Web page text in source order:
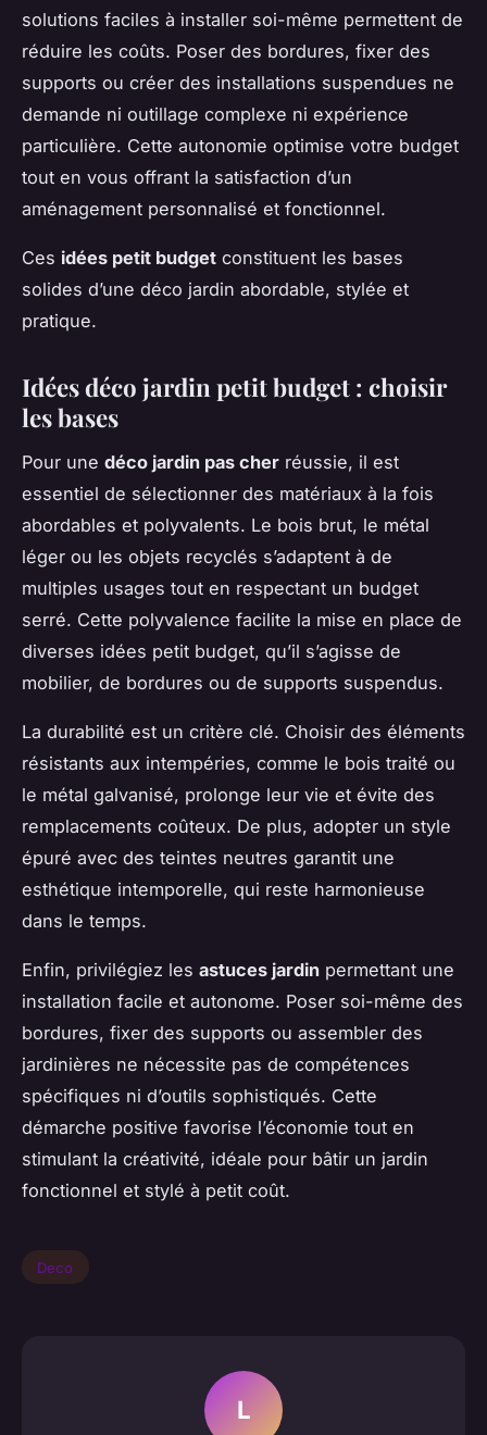
solutions faciles à installer soi-même permettent de
réduire les coûts. Poser des bordures, fixer des
supports ou créer des installations suspendues ne
demande ni outillage complexe ni expérience
particulière. Cette autonomie optimise votre budget
tout en vous offrant la satisfaction d’un
aménagement personnalisé et fonctionnel.
Ces idées petit budget constituent les bases
solides d’une déco jardin abordable, stylée et
pratique.
Idées déco jardin petit budget : choisir
les bases
Pour une déco jardin pas cher réussie, il est
essentiel de sélectionner des matériaux à la fois
abordables et polyvalents. Le bois brut, le métal
léger ou les objets recyclés s’adaptent à de
multiples usages tout en respectant un budget
serré. Cette polyvalence facilite la mise en place de
diverses idées petit budget, qu’il s’agisse de
mobilier, de bordures ou de supports suspendus.
La durabilité est un critère clé. Choisir des éléments
résistants aux intempéries, comme le bois traité ou
le métal galvanisé, prolonge leur vie et évite des
remplacements coûteux. De plus, adopter un style
épuré avec des teintes neutres garantit une
esthétique intemporelle, qui reste harmonieuse
dans le temps.
Enfin, privilégiez les astuces jardin permettant une
installation facile et autonome. Poser soi-même des
bordures, fixer des supports ou assembler des
jardinières ne nécessite pas de compétences
spécifiques ni d’outils sophistiqués. Cette
démarche positive favorise l’économie tout en
stimulant la créativité, idéale pour bâtir un jardin
fonctionnel et stylé à petit coût.
Deco
L